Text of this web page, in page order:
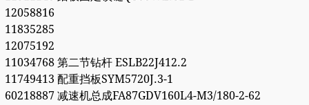
12058816
11835285
12075192
11034768 第二节钻杆 ESLB22J412.2
11749413 配重挡板SYM5720J.3-1
60218887 减速机总成FA87GDV160L4-M3/180-2-62